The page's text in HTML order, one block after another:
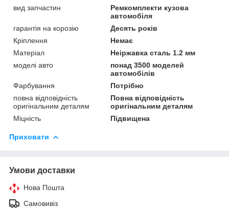
вид запчастин
Ремкомплекти кузова
автомобіля
гарантія на корозію
Десять років
Кріплення
Немає
Матеріал
Неіржавка сталь 1.2 мм
моделі авто
понад 3500 моделей
автомобілів
Фарбування
Потрібно
повна відповідність
оригінальним деталям
Повна відповідність
оригінальним деталям
Міцність
Підвищена
Приховати
Умови доставки
Нова Пошта
Самовивіз